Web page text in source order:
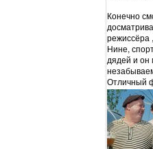
Конечно
режиссёра ,
Нине,
дядей и он
Отличный